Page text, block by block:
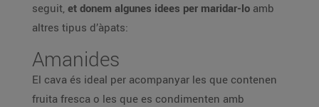
seguit, et donem algunes idees per maridar-lo amb
altres tipus d’àpats:
Amanides
El cava és ideal per acompanyar les que contenen
fruita fresca o les que es condimenten amb